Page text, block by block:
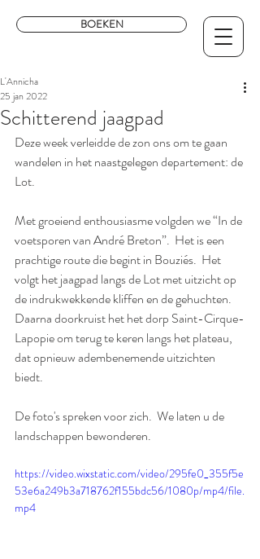
BOEKEN
Schitterend jaagpad
L'Annicha
25 jan 2022
Deze week verleidde de zon ons om te gaan
wandelen in het naastgelegen departement: de
Lot.
Met groeiend enthousiasme volgden we “In de
voetsporen van André Breton”.  Het is een
prachtige route die begint in Bouziés.  Het
volgt het jaagpad langs de Lot met uitzicht op
de indrukwekkende kliffen en de gehuchten.
Daarna doorkruist het het dorp Saint-Cirque-
Lapopie om terug te keren langs het plateau,
dat opnieuw adembenemende uitzichten
biedt.
De foto's spreken voor zich.  We laten u de
landschappen bewonderen.
https://video.wixstatic.com/video/295fe0_355f5e
53e6a249b3a718762f155bdc56/1080p/mp4/file.
mp4